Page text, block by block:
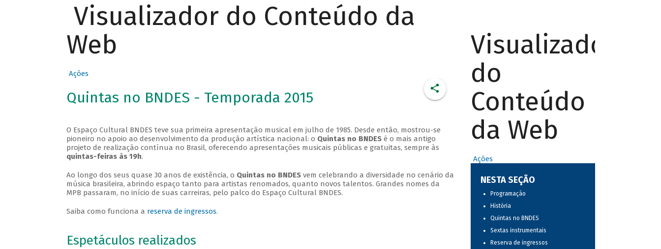
Visualizador do Conteúdo da
Web
Ações
Quintas no BNDES - Temporada 2015
O Espaço Cultural BNDES teve sua primeira apresentação musical em julho de 1985. Desde então, mostrou-se
pioneiro no apoio ao desenvolvimento da produção artística nacional: o Quintas no BNDESé o mais antigo
projeto de realização contínua no Brasil, oferecendo apresentações musicais públicas e gratuitas, sempre às
quintas-feiras às 19h.
Ao longo dos seus quase 30 anos de existência, o Quintas no BNDESvem celebrando a diversidade no cenário da
música brasileira, abrindo espaço tanto para artistas renomados, quanto novos talentos. Grandes nomes da
MPB passaram, no início de suas carreiras, pelo palco do Espaço Cultural BNDES.
Saiba como funciona a reserva de ingressos.
Espetáculos realizados
Visualizador
do
Conteúdo
da Web
Ações
NESTA SEÇÃO
Programação
História
Quintas no BNDES
Sextas instrumentais
Reserva de ingressos